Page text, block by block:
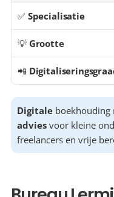
✅ Specialisatie
💡 Grootte
📲
Digitale boekhouding
advies voor kleine
freelancers en vrije